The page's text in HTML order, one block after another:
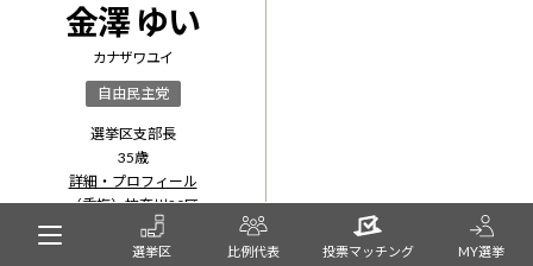
金澤 ゆい
カナザワ ユイ
自由民主党
選挙区支部長
35歳
詳細・プロフィール
（重複）神奈川20区
1位
選挙区 比例代表 投票マッチング MY選挙